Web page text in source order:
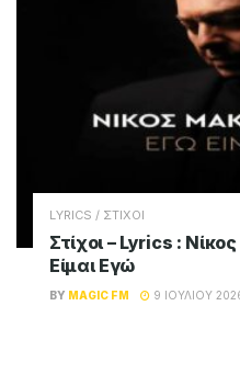
LYRICS / ΣΤΙΧΟΙ
Στίχοι – Lyrics :
Είμαι Εγώ
BY MAGIC FM 9 ΙΟΥΛΊΟΥ